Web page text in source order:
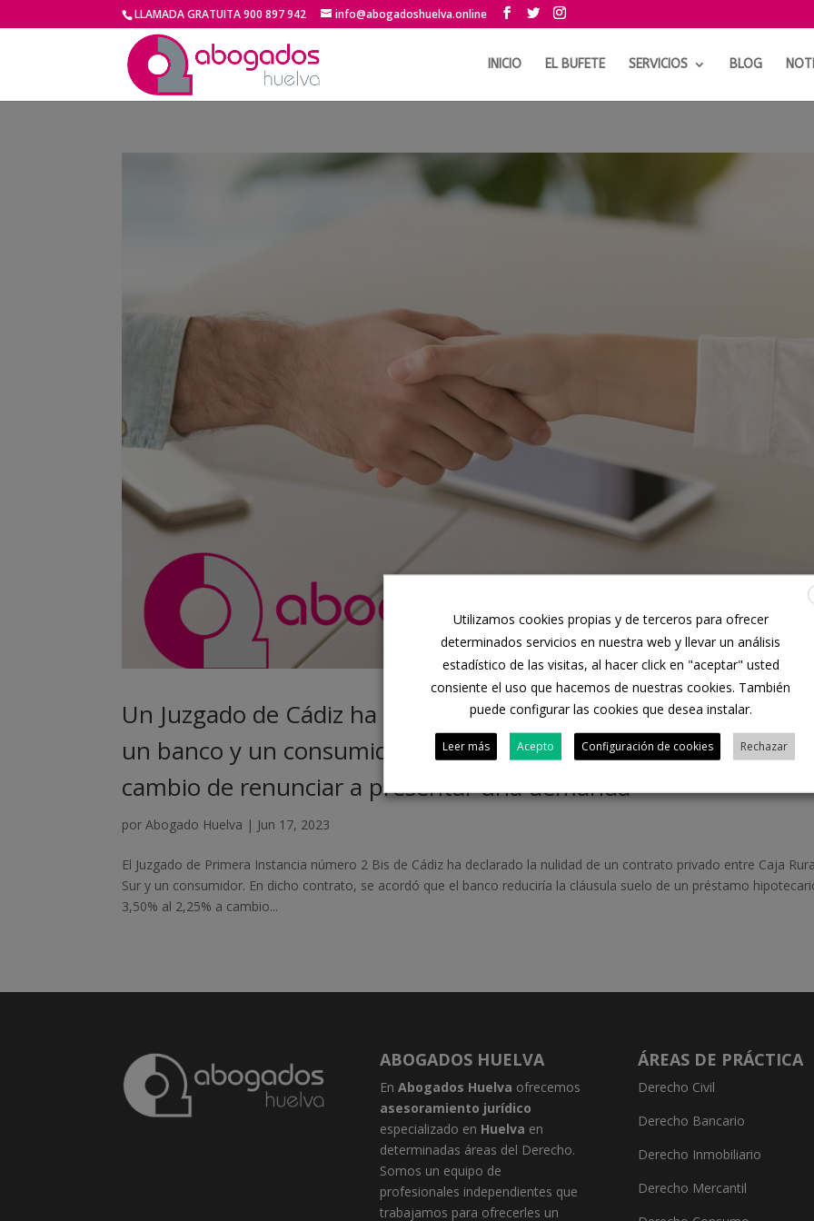
LLAMADA GRATUITA 900 897 942 info@abogadoshuelva.online
INICIO EL BUFETE SERVICIOS BLOG
Un Juzgado de Cádiz ha declarado la nulidad de un acuerdo entre
un banco y un consumidor en el que se reducía la cláusula suelo
cambio de renunciar a presentar una demanda
porAbogado Huelva | Jun 17, 2023
El Juzgado de Primera Instancia número 2 Bis de Cádiz ha declarado la nulidad de un contrato privado entre Caja
Sur y un consumidor. En dicho contrato, se acordó que el banco reduciría la cláusula suelo de un préstamo
3,50% al 2,25% a cambio...
ABOGADOS HUELVA
En Abogados Huelva ofrecemos
asesoramiento jurídico
especializado en Huelva en
determinadas áreas del Derecho.
Somos un equipo de
profesionales independientes que
trabajamos para ofrecerles un
ÁREAS DE PRÁCTICA
Derecho Civil
Derecho Bancario
Derecho Inmobiliario
Derecho Mercantil
Utilizamos cookies propias y de terceros para ofrecer
determinados servicios en nuestra web y llevar un análisis
estadístico de las visitas, al hacer click en "aceptar" usted
consiente el uso que hacemos de nuestras cookies. También
puede configurar las cookies que desea instalar.
Leer más Acepto Configuración de cookies Rechazar